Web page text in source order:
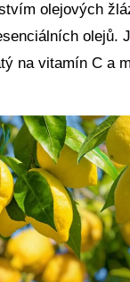
olejových
olejů.
na vitamín C a